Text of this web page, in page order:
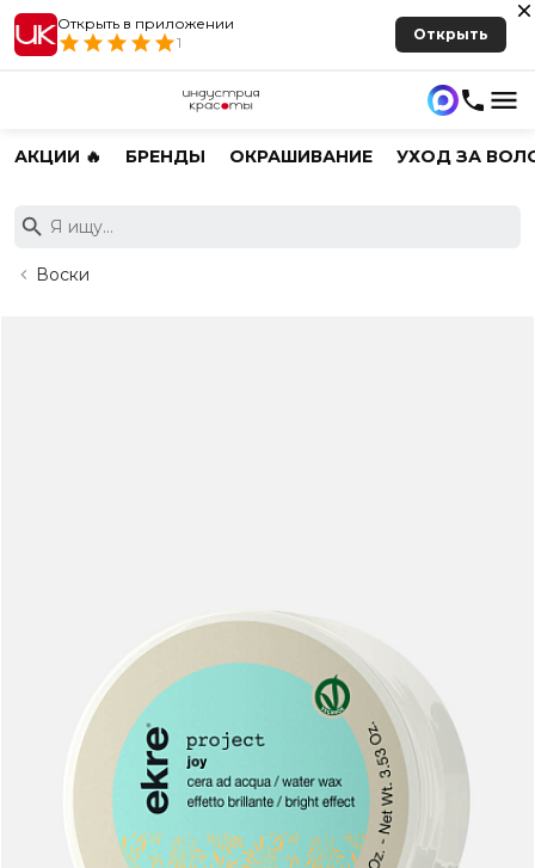
Открыть в приложении
1
Открыть
АКЦИИ 🔥 БРЕНДЫ ОКРАШИВАНИЕ УХОД ЗА
Воски